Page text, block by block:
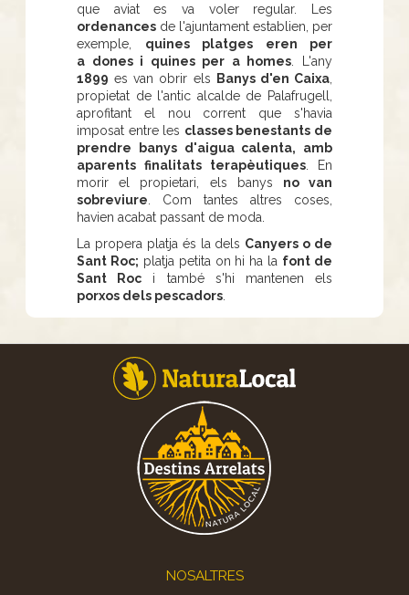
que aviat es va voler regular. Les
ordenances de l'ajuntament establien, per
exemple, quines platges eren per
a dones i quines per a homes . L'any
1899 es van obrir els Banys d'en Caixa
propietat de l'antic alcalde de Palafrugell,
aprofitant el nou corrent que s'havia
imposat entre les classes benestants de
prendre banys d'aigua calenta, amb
aparents finalitats terapèutiques . En
morir el propietari, els banys no van
sobreviure . Com tantes altres coses,
havien acabat passant de moda.
La propera platja és la dels Canyers o de
Sant Roc; platja petita on hi ha la font de
Sant Roc i també s'hi mantenen els
porxos dels pescadors
NOSALTRES